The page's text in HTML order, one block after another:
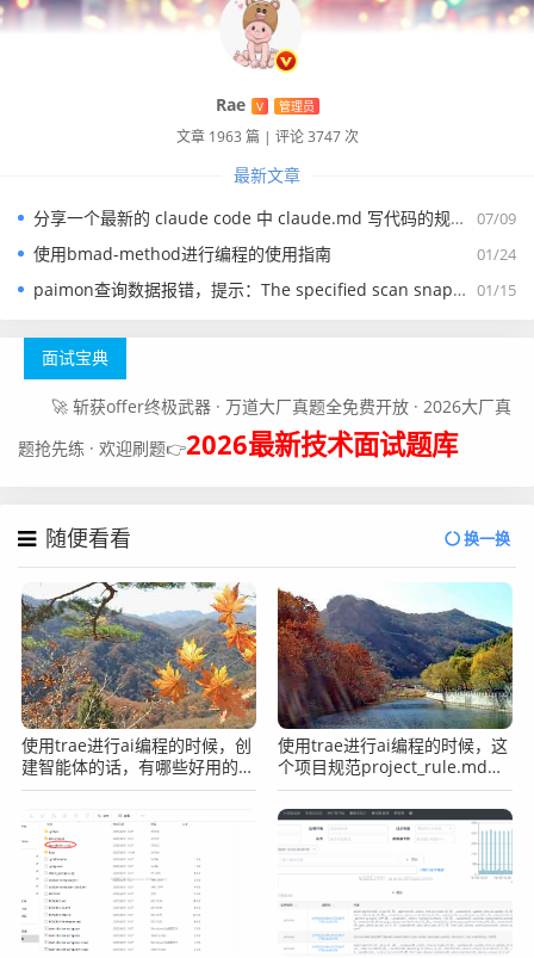
		DefaultContext<String, Object> co
ntext = new DefaultContext<String, Object>();
3, context, null, true, false);
	/**
	 *
	 * @return
	 */
环境中，我们一般会涉及到查数据库，或者做其他的什么操作。
		System.out.println("方法受到参
数: " + str);
		return str;
	}
}
四、运行测试下
Rae V 管理员
文章 1963 篇 | 评论 3747 次
最新文章
07/09
分享一个最新的 claude code 中 claude.md 写代码的规约文件
01/24
使用bmad-method进行编程的使用指南
01/15
paimon查询数据报错，提示：The specified scan snapshotId 15845 is out of available snapshotId range [17875, 178
面试宝典
🚀 斩获offer终极武器 · 万道大厂真题全免费开放 · 2026大厂真
题抢先练 · 欢迎刷题👉2026最新技术面试题库
随便看看 换一换
使用trae进行ai编程的时候，创
建智能体的话，有哪些好用的提
示词？
使用trae进行ai编程的时候，这
个项目规范project_rule.md怎
么弄啊？